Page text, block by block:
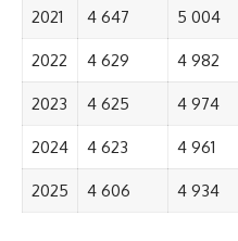
2021 4 647 5 004
2022 4 629 4 982
2023 4 625 4 974
2024 4 623 4 961
2025 4 606 4 934